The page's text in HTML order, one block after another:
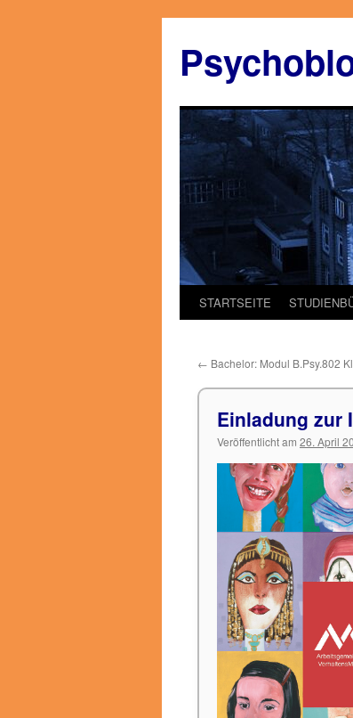
springen
STARTSEITE
← Bachelor: Modul B.Psy.802
Einladung zur
Veröffentlicht am 26. April